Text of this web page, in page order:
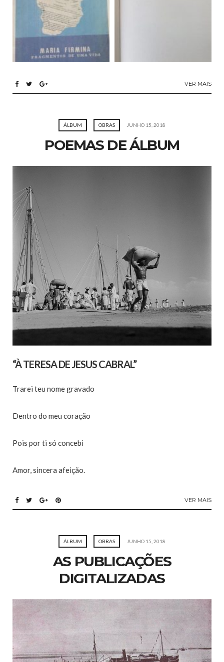
VER MAIS
ÁLBUM OBRAS JUNHO 15, 2018
POEMAS DE ÁLBUM
“À TERESA DE JESUS CABRAL”
Trarei teu nome gravado
Dentro do meu coração
Pois por ti só concebi
Amor, sincera afeição.
VER MAIS
ÁLBUM OBRAS JUNHO 15, 2018
AS PUBLICAÇÕES
DIGITALIZADAS